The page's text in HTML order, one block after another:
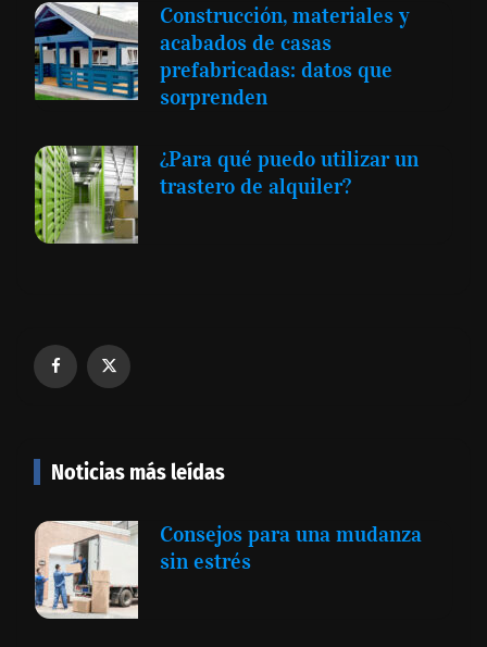
Construcción, materiales y
acabados de casas
prefabricadas: datos que
sorprenden
¿Para qué puedo utilizar un
trastero de alquiler?
Noticias más leídas
Consejos para una mudanza
sin estrés